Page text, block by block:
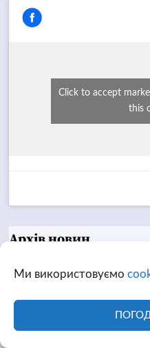
Ми використовуємо
Click to accept
this
Архів новин
Ср
1 2 3